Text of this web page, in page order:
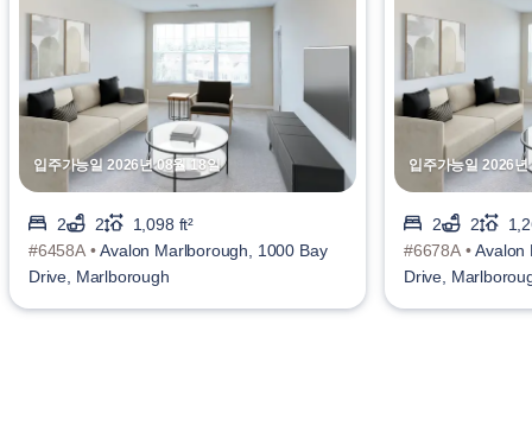
입주가능일 2026년 08월 18일
2 2
1,098 ft²
#6458A •Avalon Marlborough, 1000 Bay
Drive, Marlborough
입주가능일 2026
2 2
#6678A •Avalon
Drive,